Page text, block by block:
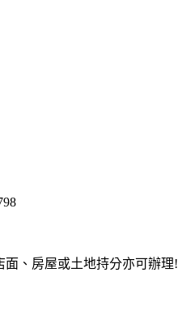
、房屋或土地持分亦可辦理!